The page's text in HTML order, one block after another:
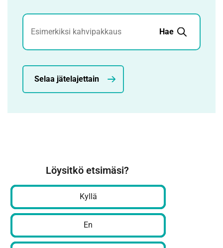
Jätehaku
Hae
Selaa jätelajettain
Löysitkö etsimäsi?
Kyllä
En